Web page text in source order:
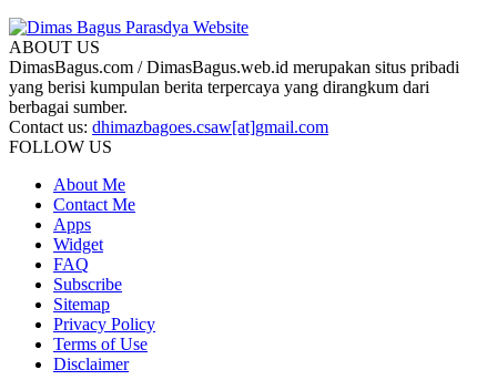
ABOUT US
DimasBagus.com / DimasBagus.web.id merupakan situs pribadi
yang berisi kumpulan berita terpercaya yang dirangkum dari
berbagai sumber.
Contact us: dhimazbagoes.csaw[at]gmail.com
FOLLOW US
About Me
Contact Me
Apps
Widget
FAQ
Subscribe
Sitemap
Privacy Policy
Terms of Use
Disclaimer